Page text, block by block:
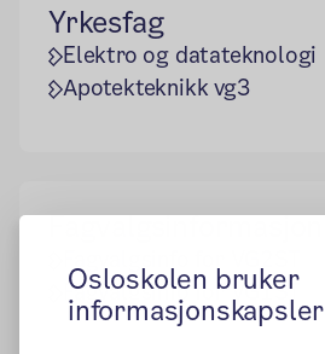
Osloskolen bruker
informasjonskapsler
Yrkesfag
Elektro og datateknologi
Apotekteknikk vg3
Fagvalgsinformasjon
Fagvalgsinfo for VG1ST